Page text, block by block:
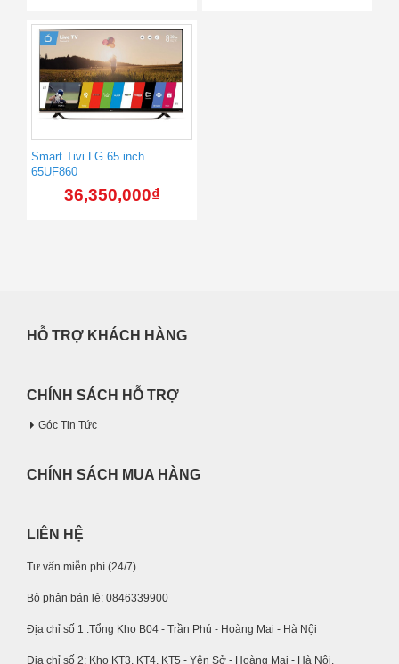
Smart Tivi LG 65 inch
65UF860
36,350,000₫
HỖ TRỢ KHÁCH HÀNG
CHÍNH SÁCH HỖ TRỢ
Góc Tin Tức
CHÍNH SÁCH MUA HÀNG
LIÊN HỆ
Tư vấn miễn phí (24/7)
Bộ phận bán lẻ: 0846339900
Địa chỉ số 1 :Tổng Kho B04 - Trần Phú - Hoàng Mai - Hà Nội
Địa chỉ số 2: Kho KT3, KT4, KT5 - Yên Sở - Hoàng Mai - Hà Nội.